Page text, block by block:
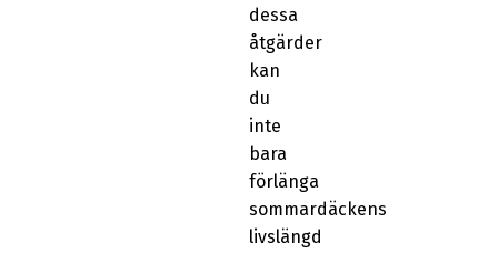
dessa
åtgärder
kan
du
inte
bara
förlänga
sommardäckens
livslängd